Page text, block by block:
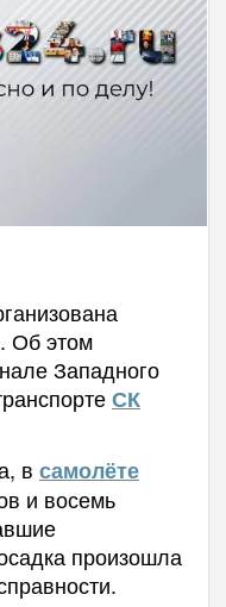
Об этом
Западного
СК
в самолёте
и восемь
произошла